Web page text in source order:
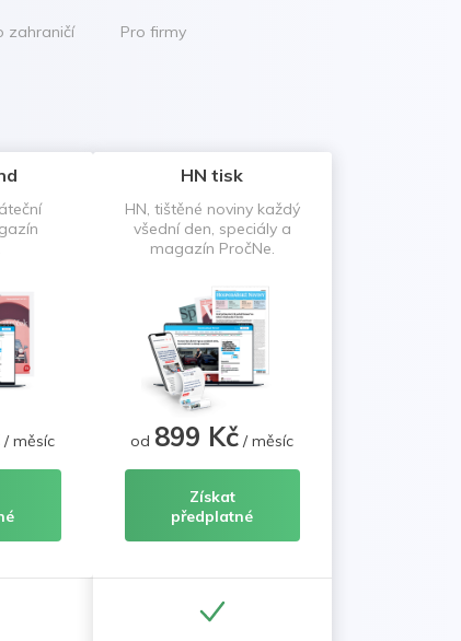
zahraničí Pro firmy
/ měsíc
HN tisk
HN, tištěné noviny každý
všední den, speciály a
magazín PročNe.
od 899 Kč / měsíc
Získat
předplatné